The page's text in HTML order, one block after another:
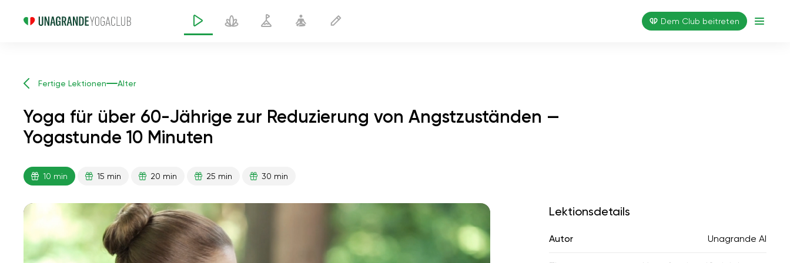
Dem Club beitreten
Fertige Lektionen Alter
Yoga für über 60-Jährige zur Reduzierung von Angstzuständen —
Yogastunde 10 Minuten
10 min 15 min 20 min 25 min 30 min
Angstzuständen
flucht der seele
Lektionsdetails
Autor Unagrande AI